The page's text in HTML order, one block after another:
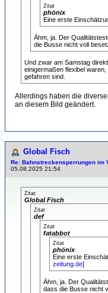
Zitat
phönix
Eine erste
Ähm, ja. Der
die Busse nicht voll
Und zwar am Samstag
einigermaßen flexibel
gefahren sind.
Allerdings haben die
an diesem Bild geändert.
Global Fisch
Re: Bahnstreckensperrungen im
05.08.2025 21:54
Zitat
Global Fisch
Zitat
def
Zitat
fatabbot
Zitat
phönix
Eine erste
zeitung.de]
Ähm, ja. Der
dass die Busse nicht